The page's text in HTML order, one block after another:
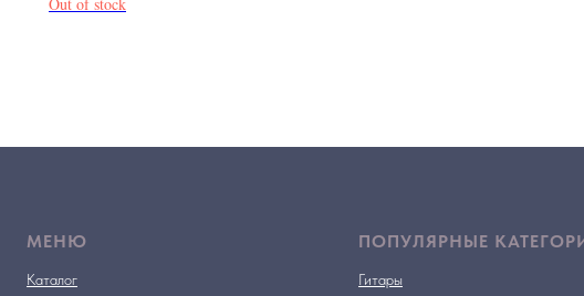
МЕНЮ
Каталог
ПОПУЛЯРНЫЕ
Гитары